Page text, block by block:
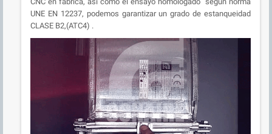
UNE EN 12237, podemos garantizar un grado de estanqueidad
CLASE B2,(ATC4) .